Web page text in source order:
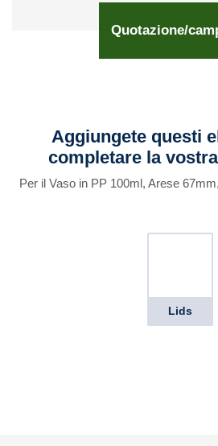
Quotazione/
Aggiungete questi
completare la
Per il Vaso in PP 100ml, Arese
Lids